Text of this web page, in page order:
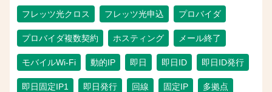
フレッツ光クロス フレッツ光申込 プロバイダ
プロバイダ複数契約 ホスティング メール終了
モバイルWi-Fi 動的IP 即日 即日ID 即日ID発行
即日固定IP1 即日発行 回線 固定IP 多拠点